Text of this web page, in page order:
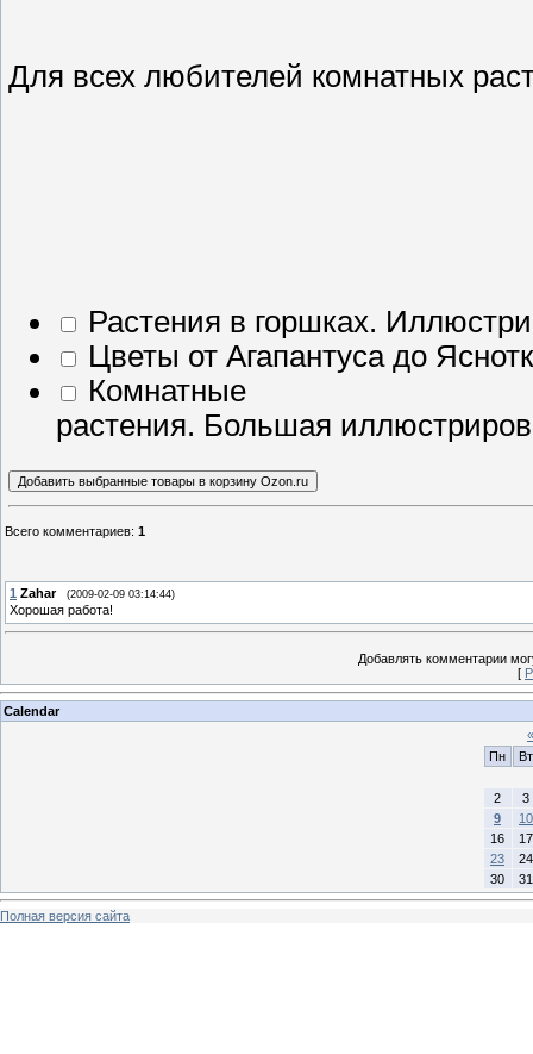
Для всех любителей комнатных
Растения в горшках.
Цветы от Агапантуса до
Комнатные
растения. Большая
Всего комментариев: 1
1 Zahar (2009-02-09 03:14:44)
Хорошая работа!
Добавлять комментарии
[
Calendar
«
Пн
Вт
2
3
9
10
16
17
23
24
30
31
Полная версия сайта